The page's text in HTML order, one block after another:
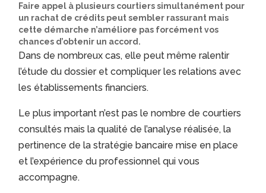
Faire appel à plusieurs courtiers simultanément pour
un rachat de crédits peut sembler rassurant mais
cette démarche n’améliore pas forcément vos
chances d’obtenir un accord.
Dans de nombreux cas, elle peut même ralentir
l’étude du dossier et compliquer les relations avec
les établissements financiers.
Le plus important n’est pas le nombre de courtiers
consultés mais la qualité de l’analyse réalisée, la
pertinence de la stratégie bancaire mise en place
et l’expérience du professionnel qui vous
accompagne.